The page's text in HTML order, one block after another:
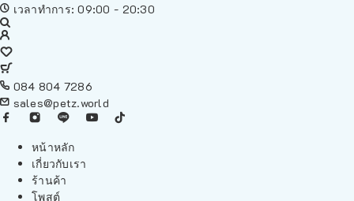
เวลาทำการ: 09:00 - 20:30
084 804 7286
sales@petz.world
หน้าหลัก
เกี่ยวกับเรา
ร้านค้า
โพสต์